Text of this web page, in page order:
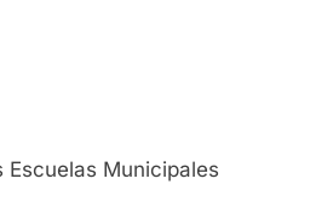
Municipales